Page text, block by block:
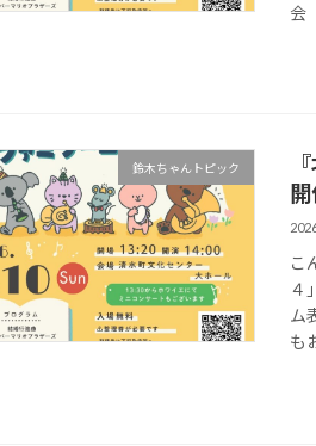
会
鈴木ちゃんトピック
こ
４
ム
も